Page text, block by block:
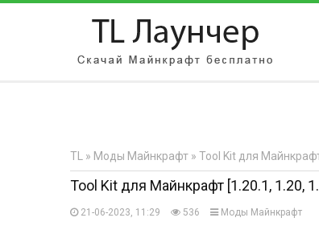
АВТОРИЗАЦИЯ НА САЙТЕ
TL » Моды Майнкрафт » Tool Kit для
Tool Kit для Майнкрафт [1.20.1, 1.20,
21-06-2023, 11:29 536 Моды Майнкрафт